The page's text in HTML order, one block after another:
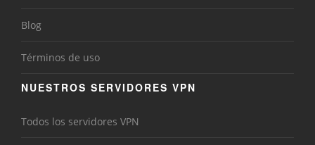
Blog
Términos de uso
NUESTROS SERVIDORES VPN
Todos los servidores VPN